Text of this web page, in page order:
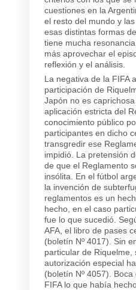
cuestiones en la
el resto del mundo y
esas distintas formas
tiene mucha
más aprovechar el
reflexión y el análisis.
La negativa de la FIFA
participación de
Japón no es
aplicación estricta del
conocimiento público
participantes en dicho
transgredir ese
impidió. La pretensión
de que el Reglamento
insólita. En el fútbol
la invención de
reglamentos es un
hecho, en el caso
fue lo que sucedió.
AFA, el libro de pases
(boletín Nº 4017). Sin
particular de Riquelme,
autorización especial
(boletín Nº 4057).
FIFA lo que había